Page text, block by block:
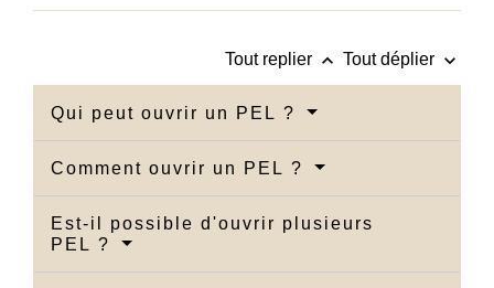
Tout replier keyboard_arrow_up Tout déplier keyboard_arrow_down
Qui peut ouvrir un PEL ?
Comment ouvrir un PEL ?
Est-il possible d'ouvrir plusieurs
PEL ?